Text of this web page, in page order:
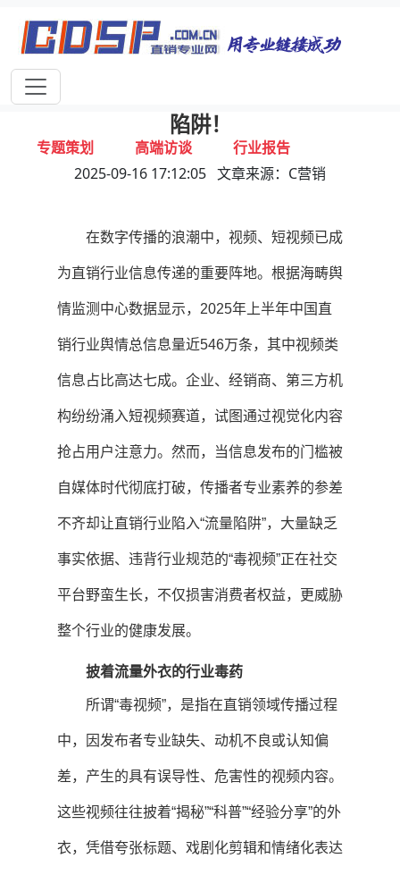
首页 独家报道 行业动态
企业资讯
专题策划 高端访谈 行业报告
警惕直销 “毒视频”，别让行业毁于流量
陷阱！
2025-09-16 17:12:05 文章来源：C营销
在数字传播的浪潮中，视频、短视频已成
为直销行业信息传递的重要阵地。根据海畴舆
情监测中心数据显示，2025年上半年中国直
销行业舆情总信息量近546万条，其中视频类
信息占比高达七成。企业、经销商、第三方机
构纷纷涌入短视频赛道，试图通过视觉化内容
抢占用户注意力。然而，当信息发布的门槛被
自媒体时代彻底打破，传播者专业素养的参差
不齐却让直销行业陷入“流量陷阱”，大量缺乏
事实依据、违背行业规范的“毒视频”正在社交
平台野蛮生长，不仅损害消费者权益，更威胁
整个行业的健康发展。
披着流量外衣的行业毒药
所谓“毒视频”，是指在直销领域传播过程
中，因发布者专业缺失、动机不良或认知偏
差，产生的具有误导性、危害性的视频内容。
这些视频往往披着“揭秘”“科普”“经验分享”的外
衣，凭借夸张标题、戏剧化剪辑和情绪化表达